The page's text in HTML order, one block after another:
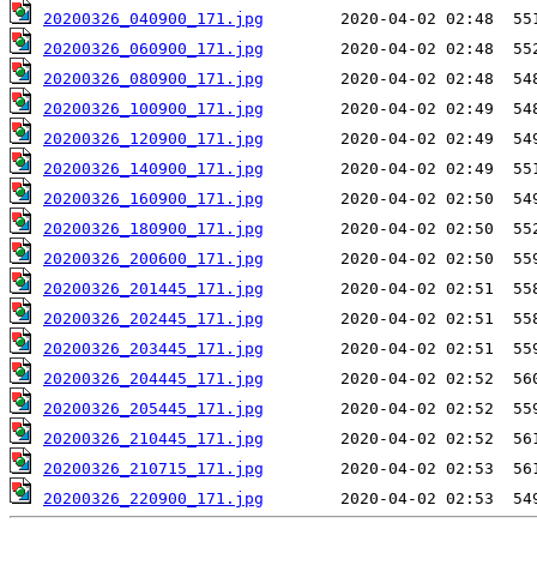
20200326_040900_171.jpg
20200326_060900_171.jpg
20200326_080900_171.jpg
20200326_100900_171.jpg
20200326_120900_171.jpg
20200326_140900_171.jpg
20200326_160900_171.jpg
20200326_180900_171.jpg
20200326_200600_171.jpg
20200326_201445_171.jpg
20200326_202445_171.jpg
20200326_203445_171.jpg
20200326_204445_171.jpg
20200326_205445_171.jpg
20200326_210445_171.jpg
20200326_210715_171.jpg
20200326_220900_171.jpg